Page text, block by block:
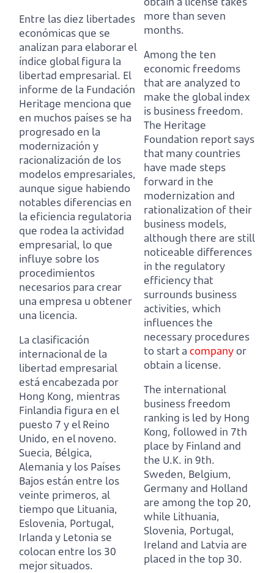
Entre las diez libertades
económicas que se
analizan para elaborar el
índice global figura la
libertad empresarial. El
informe de la Fundación
Heritage menciona que
en muchos países se ha
progresado en la
modernización y
racionalización de los
modelos empresariales,
aunque sigue habiendo
notables diferencias en
la eficiencia regulatoria
que rodea la actividad
empresarial, lo que
influye sobre los
procedimientos
necesarios para crear
una empresa u obtener
una licencia.
La clasificación
internacional de la
libertad empresarial
está encabezada por
Hong Kong, mientras
Finlandia figura en el
puesto 7 y el Reino
Unido, en el noveno.
Suecia, Bélgica,
Alemania y los Países
Bajos están entre los
veinte primeros, al
tiempo que Lituania,
Eslovenia, Portugal,
Irlanda y Letonia se
colocan entre los 30
mejor situados.
more than seven
months.
Among the ten
economic freedoms
that are analyzed to
make the global index
is business freedom.
The Heritage
Foundation report says
that many countries
have made steps
forward in the
modernization and
rationalization of their
business models,
although there are still
noticeable differences
in the regulatory
efficiency that
surrounds business
activities, which
influences the
necessary procedures
to start a companyor
obtain a license.
The international
business freedom
ranking is led by Hong
Kong, followed in 7th
place by Finland and
the U.K. in 9th.
Sweden, Belgium,
Germany and Holland
are among the top 20,
while Lithuania,
Slovenia, Portugal,
Ireland and Latvia are
placed in the top 30.